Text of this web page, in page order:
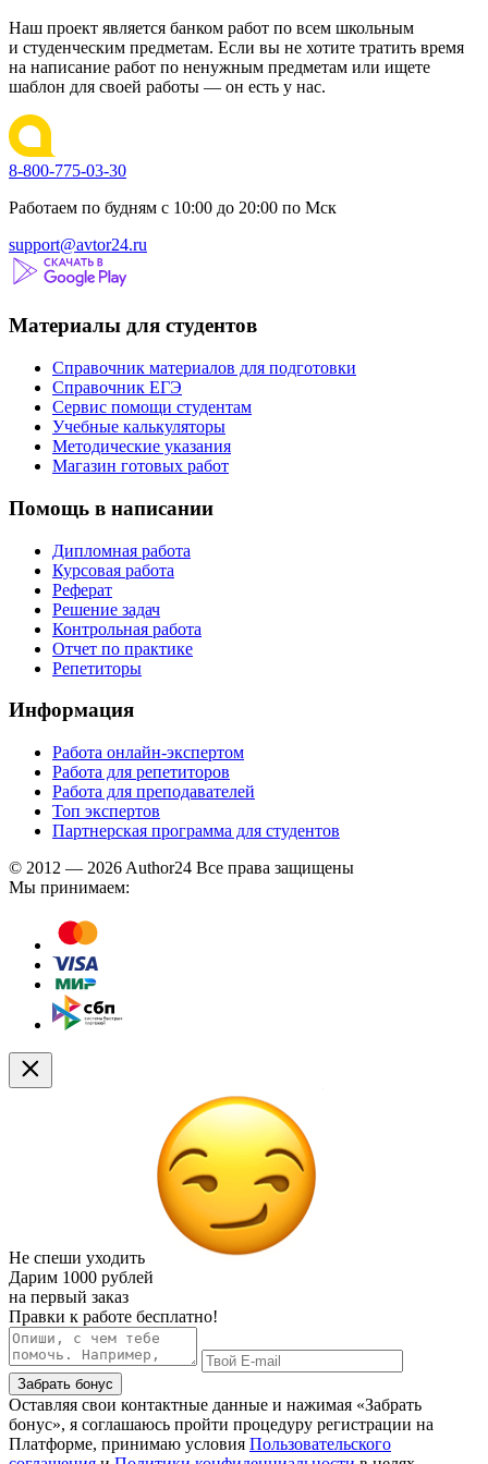
Наш проект является банком работ по всем школьным
и студенческим предметам. Если вы не хотите тратить время
на написание работ по ненужным предметам или ищете
шаблон для своей работы — он есть у нас.
8-800-775-03-30
Работаем по будням с 10:00 до 20:00 по Мск
support@avtor24.ru
Материалы для студентов
Справочник материалов для подготовки
Справочник ЕГЭ
Сервис помощи студентам
Учебные калькуляторы
Методические указания
Магазин готовых работ
Помощь в написании
Дипломная работа
Курсовая работа
Реферат
Решение задач
Контрольная работа
Отчет по практике
Репетиторы
Информация
Работа онлайн-экспертом
Работа для репетиторов
Работа для преподавателей
Топ экспертов
Партнерская программа для студентов
© 2012 — 2026 Author24 Все права защищены
Мы принимаем:
Не спеши уходить
Дарим 1000 рублей
на первый заказ
Правки к работе бесплатно!
Забрать бонус
Оставляя свои контактные данные и нажимая «Забрать
бонус», я соглашаюсь пройти процедуру регистрации на
Платформе, принимаю условия Пользовательского